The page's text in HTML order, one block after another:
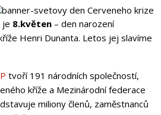
je 8.květen– den narození
Henri Dunanta. Letos jej slavíme
tvoří 191 národních společností,
kříže a Mezinárodní federace
miliony členů, zaměstnanců